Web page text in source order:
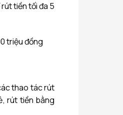
tiền tối đa 5
triệu đồng
thao tác rút
rút tiền bằng